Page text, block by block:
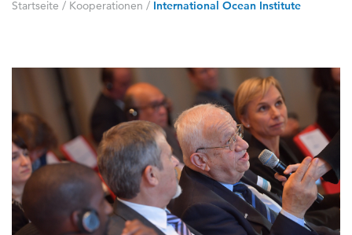
Startseite / Kooperationen / International Ocean Institute